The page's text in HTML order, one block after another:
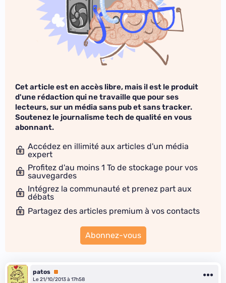
Cet article est en accès libre, mais il est le produit
d'une rédaction qui ne travaille que pour ses
lecteurs, sur un média sans pub et sans tracker.
Soutenez le journalisme tech de qualité en vous
abonnant.
Accédez en illimité aux articles d'un média
expert
Profitez d'au moins 1 To de stockage pour vos
sauvegardes
Intégrez la communauté et prenez part aux
débats
Partagez des articles premium à vos contacts
Abonnez-vous
patos Premium
Le 21/10/2013 à 17h58